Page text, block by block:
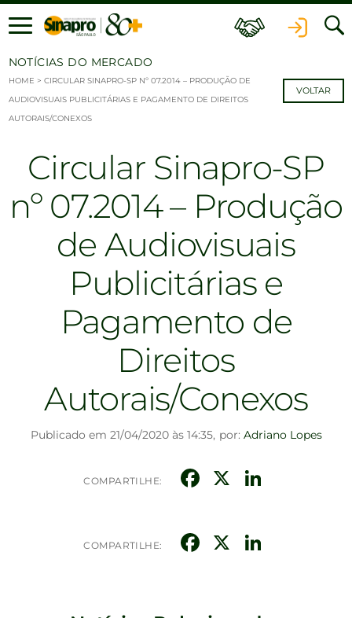
Ir para o conteúdo
NOTÍCIAS DO MERCADO
HOME > CIRCULAR SINAPRO-SP Nº 07.2014 – PRODUÇÃO DE
AUDIOVISUAIS PUBLICITÁRIAS E PAGAMENTO DE DIREITOS
AUTORAIS/CONEXOS
VOLTAR
Circular Sinapro-SP
nº 07.2014 – Produção
de Audiovisuais
Publicitárias e
Pagamento de
Direitos
Autorais/Conexos
Publicado em 21/04/2020 às 14:35, por: Adriano Lopes
COMPARTILHE: Facebook
X
COMPARTILHE: Facebook
X